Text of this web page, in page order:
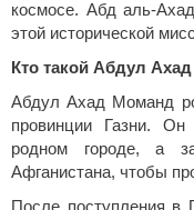
космосе. Абд аль-
этой исторической
Кто такой Абдул
Абдул Ахад Моманд
провинции Газни. Он
родном городе, а
Афганистана, чтобы